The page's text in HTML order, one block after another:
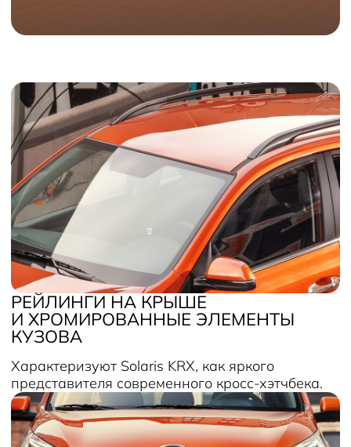
РЕЙЛИНГИ НА КРЫШЕ
И ХРОМИРОВАННЫЕ ЭЛЕМЕНТЫ
КУЗОВА
Характеризуют Solaris KRX, как яркого
представителя современного кросс-хэтчбека.